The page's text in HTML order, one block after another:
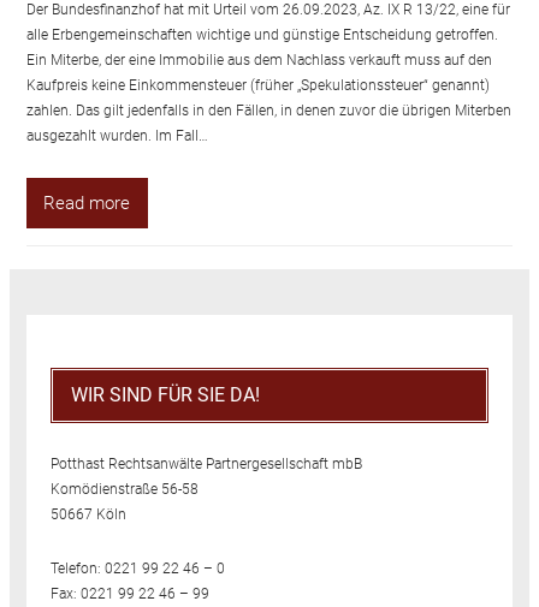
Der Bundesfinanzhof hat mit Urteil vom 26.09.2023, Az. IX R 13/22, eine für
alle Erbengemeinschaften wichtige und günstige Entscheidung getroffen.
Ein Miterbe, der eine Immobilie aus dem Nachlass verkauft muss auf den
Kaufpreis keine Einkommensteuer (früher „Spekulationssteuer“ genannt)
zahlen. Das gilt jedenfalls in den Fällen, in denen zuvor die übrigen Miterben
ausgezahlt wurden. Im Fall…
Read more
WIR SIND FÜR SIE DA!
Potthast Rechtsanwälte Partnergesellschaft mbB
Komödienstraße 56-58
50667 Köln
Telefon: 0221 99 22 46 – 0
Fax: 0221 99 22 46 – 99